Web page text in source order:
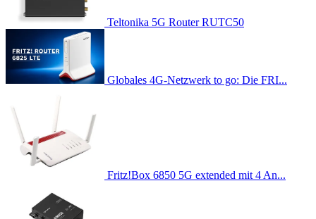
Teltonika 5G Router RUTC50
Globales 4G-Netzwerk to go: Die FRI...
Fritz!Box 6850 5G extended mit 4 An...